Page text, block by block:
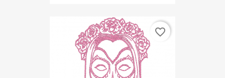
favorite_border